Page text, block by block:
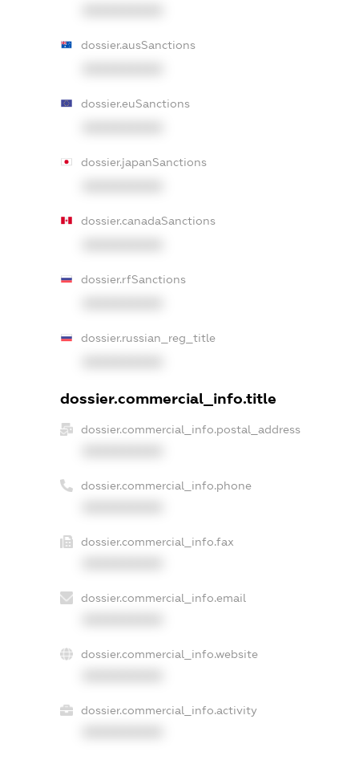
dossier.ausSanctions
dossier.euSanctions
dossier.japanSanctions
dossier.canadaSanctions
dossier.rfSanctions
dossier.russian_reg_title
dossier.commercial_info.title
dossier.commercial_info.postal_address
dossier.commercial_info.phone
dossier.commercial_info.fax
dossier.commercial_info.email
dossier.commercial_info.website
dossier.commercial_info.activity